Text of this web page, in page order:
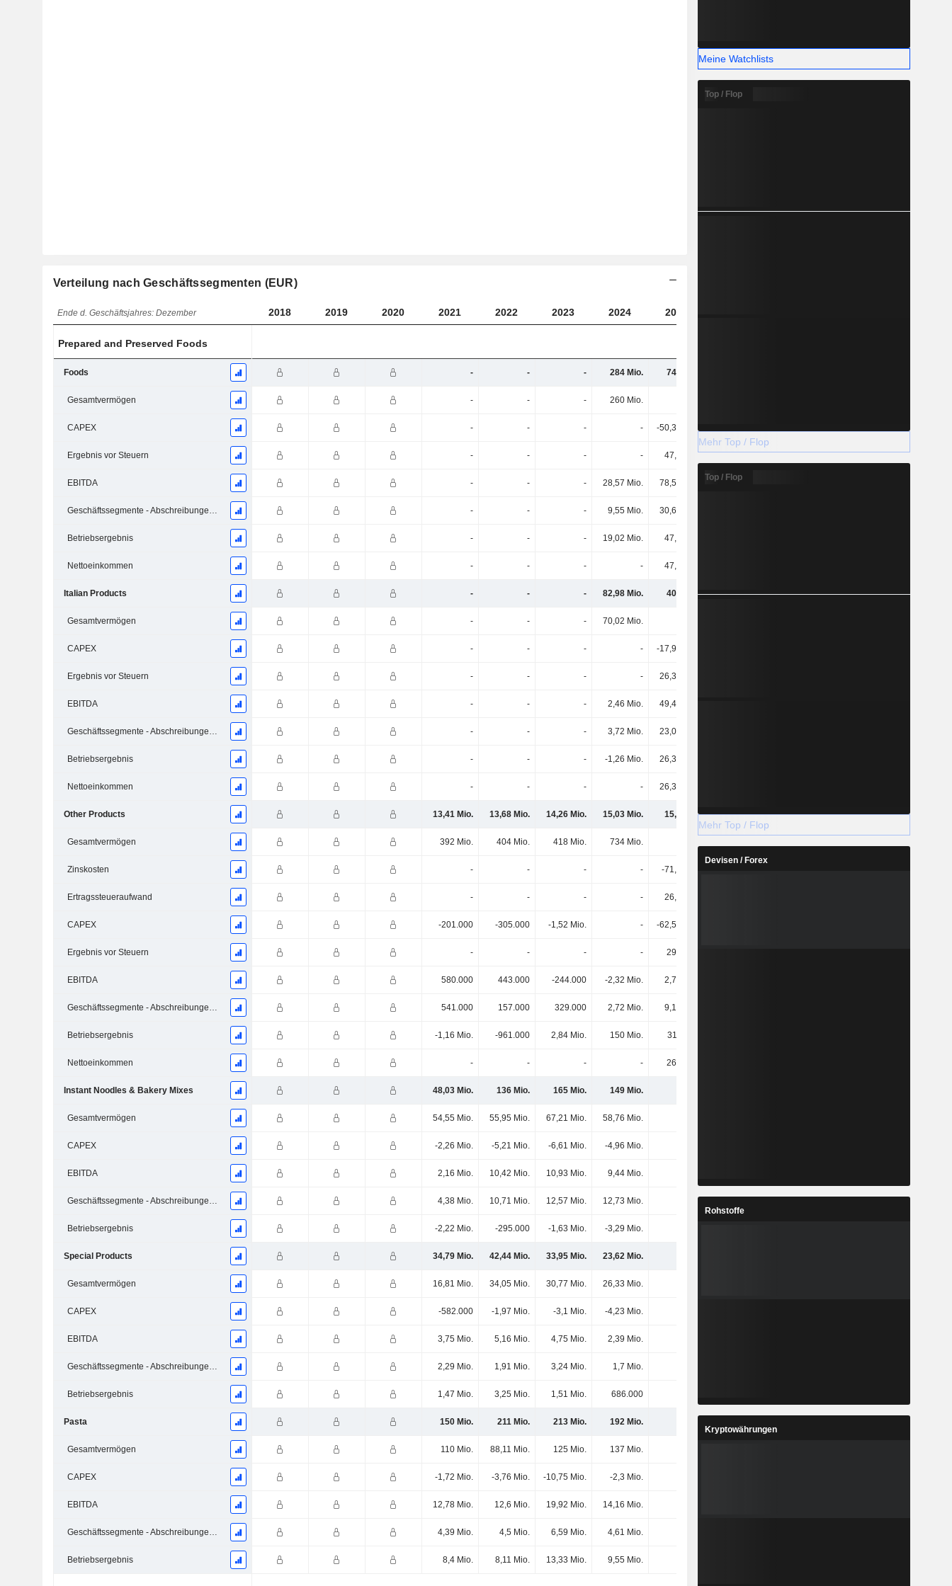
Verteilung nach Geschäftssegmenten (EUR)
Ende d. Geschäftsjahres: Dezember 2018 2019 2020 2021 2022 2023 2024 2025
Prepared and Preserved Foods
Foods - - - 284 Mio. 743 Mio.
Gesamtvermögen - - - 260 Mio.
CAPEX - - - - -50,31 Mio.
Ergebnis vor Steuern - - - - 47,9 Mio.
EBITDA - - - 28,57 Mio. 78,52 Mio.
Geschäftssegmente - Abschreibungen und Wertminderungen - - - 9,55 Mio. 30,62 Mio.
Betriebsergebnis - - - 19,02 Mio. 47,9 Mio.
Nettoeinkommen - - - - 47,9 Mio.
Italian Products - - - 82,98 Mio. 402 Mio.
Gesamtvermögen - - - 70,02 Mio.
CAPEX - - - - -17,92 Mio.
Ergebnis vor Steuern - - - - 26,39 Mio.
EBITDA - - - 2,46 Mio. 49,42 Mio.
Geschäftssegmente - Abschreibungen und Wertminderungen - - - 3,72 Mio. 23,03 Mio.
Betriebsergebnis - - - -1,26 Mio. 26,39 Mio.
Nettoeinkommen - - - - 26,39 Mio.
Other Products 13,41 Mio. 13,68 Mio. 14,26 Mio. 15,03 Mio. 15,2 Mio.
Gesamtvermögen 392 Mio. 404 Mio. 418 Mio. 734 Mio.
Zinskosten - - - - -71,7 Mio.
Ertragssteueraufwand - - - - 26,9 Mio.
CAPEX -201.000 -305.000 -1,52 Mio. - -62,54 Mio.
Ergebnis vor Steuern - - - - 290 Mio.
EBITDA 580.000 443.000 -244.000 -2,32 Mio. 2,74 Mio.
Geschäftssegmente - Abschreibungen und Wertminderungen 541.000 157.000 329.000 2,72 Mio. 9,12 Mio.
Betriebsergebnis -1,16 Mio. -961.000 2,84 Mio. 150 Mio. 311 Mio.
Nettoeinkommen - - - - 263 Mio.
Instant Noodles & Bakery Mixes 48,03 Mio. 136 Mio. 165 Mio. 149 Mio.
Gesamtvermögen 54,55 Mio. 55,95 Mio. 67,21 Mio. 58,76 Mio.
CAPEX -2,26 Mio. -5,21 Mio. -6,61 Mio. -4,96 Mio.
EBITDA 2,16 Mio. 10,42 Mio. 10,93 Mio. 9,44 Mio.
Geschäftssegmente - Abschreibungen und Wertminderungen 4,38 Mio. 10,71 Mio. 12,57 Mio. 12,73 Mio. -
Betriebsergebnis -2,22 Mio. -295.000 -1,63 Mio. -3,29 Mio.
Special Products 34,79 Mio. 42,44 Mio. 33,95 Mio. 23,62 Mio.
Gesamtvermögen 16,81 Mio. 34,05 Mio. 30,77 Mio. 26,33 Mio.
CAPEX -582.000 -1,97 Mio. -3,1 Mio. -4,23 Mio.
EBITDA 3,75 Mio. 5,16 Mio. 4,75 Mio. 2,39 Mio.
Geschäftssegmente - Abschreibungen und Wertminderungen 2,29 Mio. 1,91 Mio. 3,24 Mio. 1,7 Mio.
Betriebsergebnis 1,47 Mio. 3,25 Mio. 1,51 Mio. 686.000
Pasta 150 Mio. 211 Mio. 213 Mio. 192 Mio.
Gesamtvermögen 110 Mio. 88,11 Mio. 125 Mio. 137 Mio.
CAPEX -1,72 Mio. -3,76 Mio. -10,75 Mio. -2,3 Mio.
EBITDA 12,78 Mio. 12,6 Mio. 19,92 Mio. 14,16 Mio.
Geschäftssegmente - Abschreibungen und Wertminderungen 4,39 Mio. 4,5 Mio. 6,59 Mio. 4,61 Mio.
Betriebsergebnis 8,4 Mio. 8,11 Mio. 13,33 Mio. 9,55 Mio.
Meine Watchlists
Top / Flop
Mehr Top / Flop
Top / Flop
Mehr Top / Flop
Devisen / Forex
Rohstoffe
Kryptowährungen